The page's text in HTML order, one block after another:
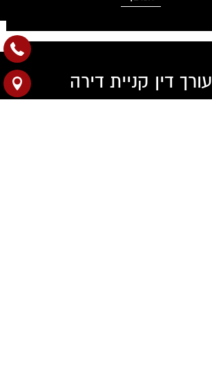
עורך דין קניית דירה